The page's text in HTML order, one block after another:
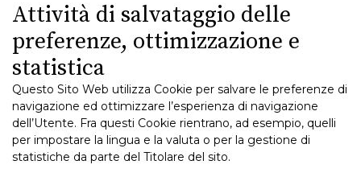
Attività di salvataggio delle
preferenze, ottimizzazione e
statistica
Questo Sito Web utilizza Cookie per salvare le preferenze di
navigazione ed ottimizzare l’esperienza di navigazione
dell’Utente. Fra questi Cookie rientrano, ad esempio, quelli
per impostare la lingua e la valuta o per la gestione di
statistiche da parte del Titolare del sito.